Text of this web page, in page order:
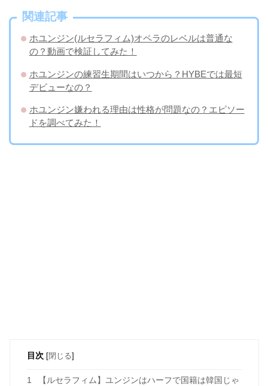
関連記事
ホユンジン(ルセラフィム)オペラのレベルは普通な
の？動画で検証してみた！
ホユンジンの練習生期間はいつから？HYBEでは最短
デビューなの？
ホユンジン嫌われる理由は性格が問題なの？エピソー
ドを調べてみた！
目次 [閉じる]
1
【ルセラフィム】ユンジンはハーフで国籍は韓国じゃ